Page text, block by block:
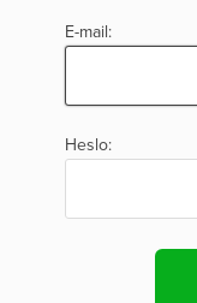
E-mail:
Heslo: